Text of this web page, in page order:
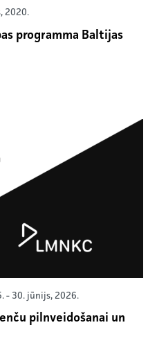
2020.
programma Baltijas
- 30. jūnijs, 2026.
pilnveidošanai un